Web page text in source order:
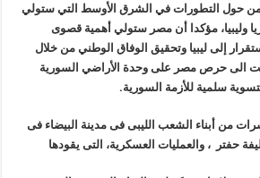
حول التطورات في الشرق الأوسط التي ستولي
وليبيا، مؤكدا أن مصر ستولي أهمية قصوى
إلى ليبيا وتحقيق الوفاق الوطني من خلال
الى حرص مصر على وحدة الأراضي السورية
سلمية للأزمة السورية.
من أبناء الشعب الليبى فى مدينة البيضاء فى
حفتر ، والعمليات العسكرية، التى يقودها